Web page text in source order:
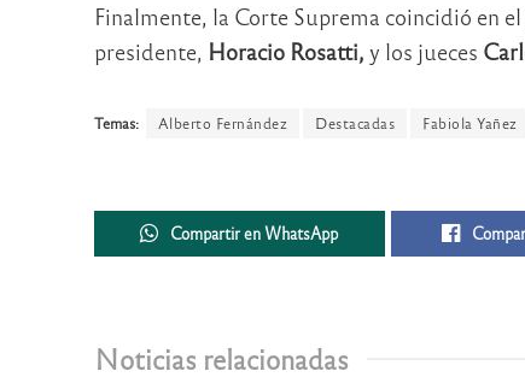
Finalmente, la Corte Suprema coincidió en
presidente, Horacio Rosatti, y los jueces
Temas: Alberto Fernández Destacadas Fabiola Yañez
Compartir en WhatsApp
Noticias relacionadas